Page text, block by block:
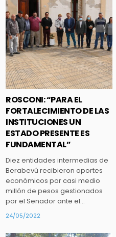
Posted
in
ROSCONI: “PARA EL
FORTALECIMIENTO DE LAS
INSTITUCIONES UN
ESTADO PRESENTE ES
FUNDAMENTAL”
Diez entidades intermedias de
Berabevú recibieron aportes
económicos por casi medio
millón de pesos gestionados
por el Senador ante el…
24/05/2022